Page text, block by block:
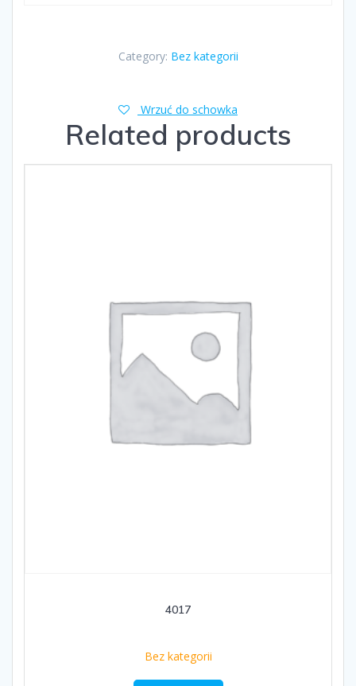
Category: Bez kategorii
Wrzuć do schowka
Related products
4017
Bez kategorii